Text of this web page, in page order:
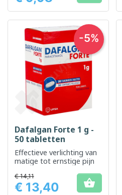
Dafalgan Forte 1 g -
50 tabletten
Effectieve verlichting van
matige tot ernstige pijn
Prijs
€ 14,11
€ 13,40 
-5%